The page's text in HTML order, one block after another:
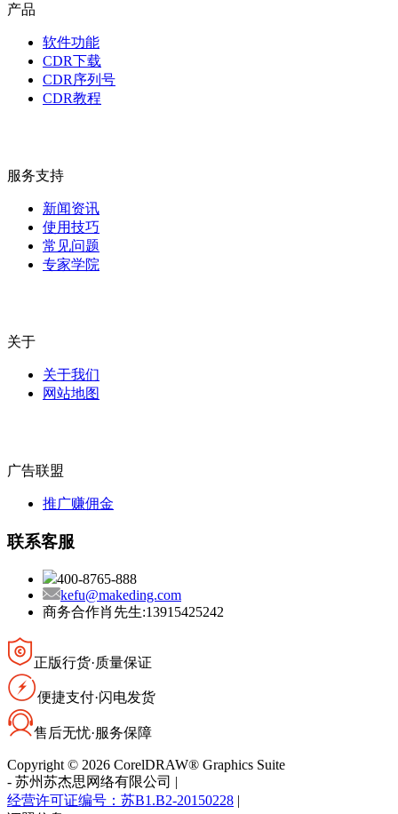
和功能结合打造专属风格，想要学习软件的小伙伴，可点击
CDR下载开始发挥你的想象力在CorelDRAW X8上进行创作
产品
软件功能
CDR下载
CDR序列号
CDR教程
服务支持
新闻资讯
使用技巧
常见问题
专家学院
关于
关于我们
网站地图
广告联盟
推广赚佣金
联系客服
400-8765-888
kefu@makeding.com
商务合作肖先生:13915425242
正版行货·质量保证
便捷支付·闪电发货
售后无忧·服务保障
Copyright © 2026 CorelDRAW® Graphics Suite
- 苏州苏杰思网络有限公司 |
经营许可证编号：苏B1.B2-20150228 |